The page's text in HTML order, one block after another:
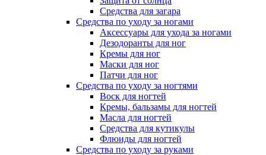
Средства для загара
Средства по уходу за ногами
Аксессуары для ухода за ногами
Дезодоранты для ног
Кремы для ног
Маски для ног
Патчи для ног
Средства по уходу за ногтями
Воск для ногтей
Кремы, бальзамы для ногтей
Масла для ногтей
Средства для кутикулы
Флюиды для ногтей
Средства по уходу за руками